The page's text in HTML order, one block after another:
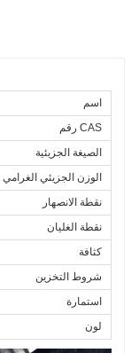
الجمع بين هذين
الأمد على سرطان
أيضًا فرصة تجارية
اسم
CAS رقم
الصيغة الجزيئية
الوزن الجزيئي الغرامي
نقطة الانصهار
نقطة الغليان
كثافة
شروط التخزين
استمارة
لون